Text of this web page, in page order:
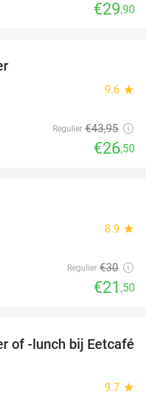
€29,90
9.6 star
Regulier €43,95
€26,50
8.9 star
Regulier €30
€21 ,50
28%
of -lunch bij Eetcafé
9.7 star